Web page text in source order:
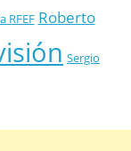
RFEF Roberto
Sergio